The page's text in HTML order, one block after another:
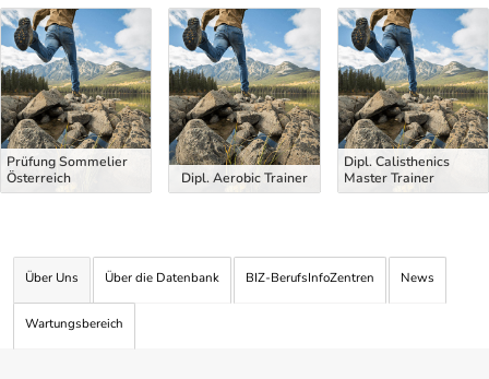
Uber Weiterbildungsvorschläge
Prüfung Sommelier
Österreich
Dipl. Aerobic Trainer
Dipl. Calisthenics
Master Trainer
Über Uns Über die Datenbank BIZ-BerufsInfoZentren News
Wartungsbereich